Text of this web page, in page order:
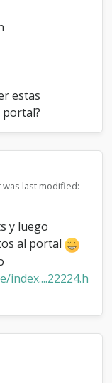
estas
was last modified:
y luego
al portal